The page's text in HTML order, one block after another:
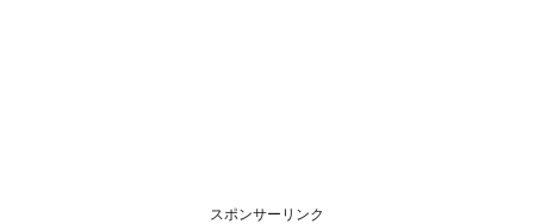
スポンサーリンク